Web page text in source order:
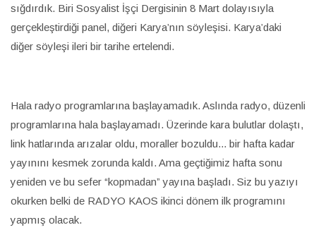
sığdırdık. Biri Sosyalist İşçi Dergisinin 8 Mart dolayısıyla
gerçekleştirdiği panel, diğeri Karya’nın söyleşisi. Karya’daki
diğer söyleşi ileri bir tarihe ertelendi.
Hala radyo programlarına başlayamadık. Aslında radyo, düzenli
programlarına hala başlayamadı. Üzerinde kara bulutlar dolaştı,
link hatlarında arızalar oldu, moraller bozuldu... bir hafta kadar
yayınını kesmek zorunda kaldı. Ama geçtiğimiz hafta sonu
yeniden ve bu sefer “kopmadan” yayına başladı. Siz bu yazıyı
okurken belki de RADYO KAOS ikinci dönem ilk programını
yapmış olacak.